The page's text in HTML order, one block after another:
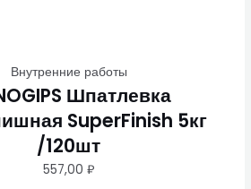
Внутренние работы
Шпатлевка
SuperFinish 5кг
/120шт
557,00 ₽